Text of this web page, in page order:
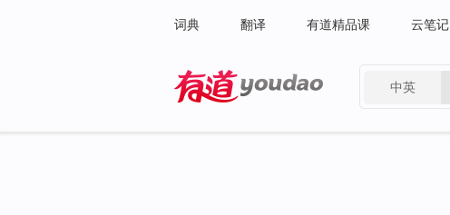
词典 翻译 有道精品课 云笔记
中英